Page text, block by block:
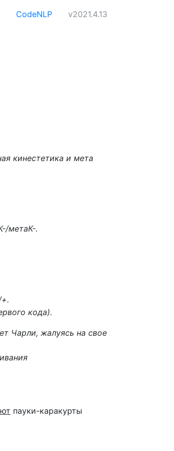
CodeNLP v2021.4.13
кинестетика и мета
метаК-.
кода).
Чарли, жалуясь на свое
пауки-каракурты